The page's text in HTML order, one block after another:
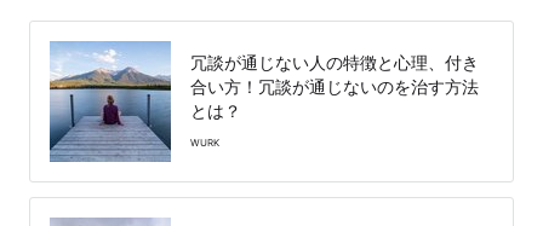
冗談が通じない人の特徴と心理、付き
合い方！冗談が通じないのを治す方法
とは？
WURK